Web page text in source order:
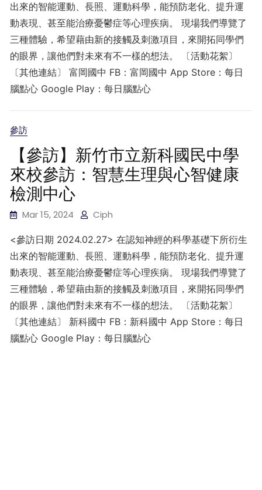
出來的智能運動、長照、運動科學，能預防老化、提升運
動表現、甚至能治療憂鬱症等心理疾病。 現場我們導覽了
三種體驗，希望藉由新的接觸及刺激項目，來開拓同學們
的眼界，讓他們對未來有不一樣的想法。 〔活動花絮〕
〔其他連結〕 富岡國中 FB：富岡國中 App Store：每日
腦點心 Google Play：每日腦點心
參訪
【參訪】新竹市立新科國民中學
來校參訪：智慧生理與心智健康
檢測中心
Mar 15, 2024 Ciph
<參訪日期 2024.02.27> 在認知神經的科學基礎下所衍生
出來的智能運動、長照、運動科學，能預防老化、提升運
動表現、甚至能治療憂鬱症等心理疾病。 現場我們導覽了
三種體驗，希望藉由新的接觸及刺激項目，來開拓同學們
的眼界，讓他們對未來有不一樣的想法。 〔活動花絮〕
〔其他連結〕 新科國中 FB：新科國中 App Store：每日
腦點心 Google Play：每日腦點心